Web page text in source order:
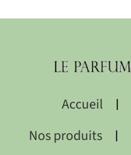
Accueil
Nos produits